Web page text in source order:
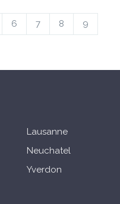
6 7 8 9
Lausanne
Neuchatel
Yverdon